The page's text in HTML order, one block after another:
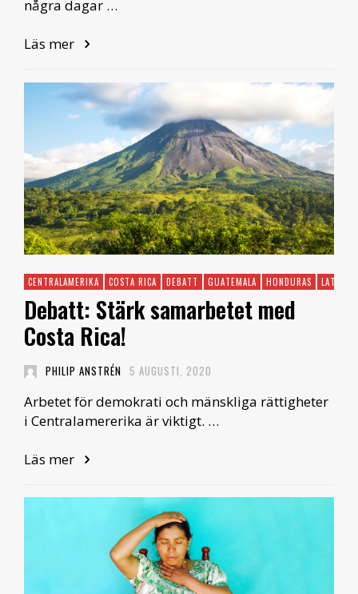
några dagar …
Läs mer
CENTRALAMERIKA COSTA RICA DEBATT GUATEMALA HONDURAS
Debatt: Stärk samarbetet med
Costa Rica!
PHILIP ANSTRÉN 5 AUGUSTI, 2020
Arbetet för demokrati och mänskliga rättigheter
i Centralamererika är viktigt. …
Läs mer